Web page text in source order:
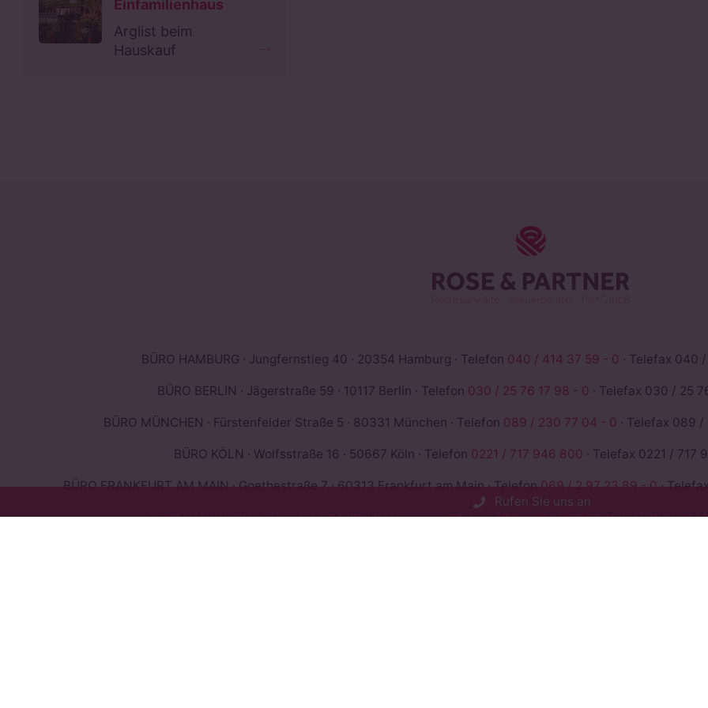
Einfamilienhaus
Arglist beim
Hauskauf
BÜRO HAMBURG · Jungfernstieg 40 · 20354 Hamburg · Telefon 040 / 414 37 59 - 0 · Telefax 040
BÜRO BERLIN · Jägerstraße 59 · 10117 Berlin · Telefon 030 / 25 76 17 98 - 0 · Telefax 030 / 25
BÜRO MÜNCHEN · Fürstenfelder Straße 5 · 80331 München · Telefon 089 / 230 77 04 - 0 · Telefax 089
BÜRO KÖLN · Wolfsstraße 16 · 50667 Köln · Telefon 0221 / 717 946 800 · Telefax 0221 / 717
BÜRO FRANKFURT AM MAIN · Goethestraße 7 · 60313 Frankfurt am Main · Telefon069 / 2 97 23 89 - 0·
BÜRO HANNOVER · Bertastraße 3 · 30159 Hannover · Telefon0511 / 647 20 40· Telefax 0511 /
Rufen Sie uns an